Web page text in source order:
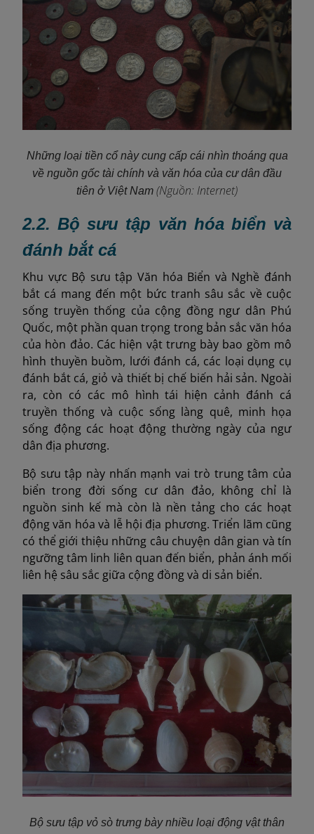
Những loại tiền cổ này cung cấp cái nhìn thoáng qua
về nguồn gốc tài chính và văn hóa của cư dân đầu
tiên ở Việt Nam (Nguồn: Internet)
2.2. Bộ sưu tập văn hóa biển và
đánh bắt cá
Khu vực Bộ sưu tập Văn hóa Biển và Nghề đánh
bắt cá mang đến một bức tranh sâu sắc về cuộc
sống truyền thống của cộng đồng ngư dân Phú
Quốc, một phần quan trọng trong bản sắc văn hóa
của hòn đảo. Các hiện vật trưng bày bao gồm mô
hình thuyền buồm, lưới đánh cá, các loại dụng cụ
đánh bắt cá, giỏ và thiết bị chế biến hải sản. Ngoài
ra, còn có các mô hình tái hiện cảnh đánh cá
truyền thống và cuộc sống làng quê, minh họa
sống động các hoạt động thường ngày của ngư
dân địa phương.
Bộ sưu tập này nhấn mạnh vai trò trung tâm của
biển trong đời sống cư dân đảo, không chỉ là
nguồn sinh kế mà còn là nền tảng cho các hoạt
động văn hóa và lễ hội địa phương. Triển lãm cũng
có thể giới thiệu những câu chuyện dân gian và tín
ngưỡng tâm linh liên quan đến biển, phản ánh mối
liên hệ sâu sắc giữa cộng đồng và di sản biển.
Bộ sưu tập vỏ sò trưng bày nhiều loại động vật thân